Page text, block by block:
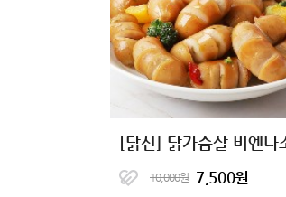
[닭신] 닭가슴살 비엔나
10,000원 7,500원